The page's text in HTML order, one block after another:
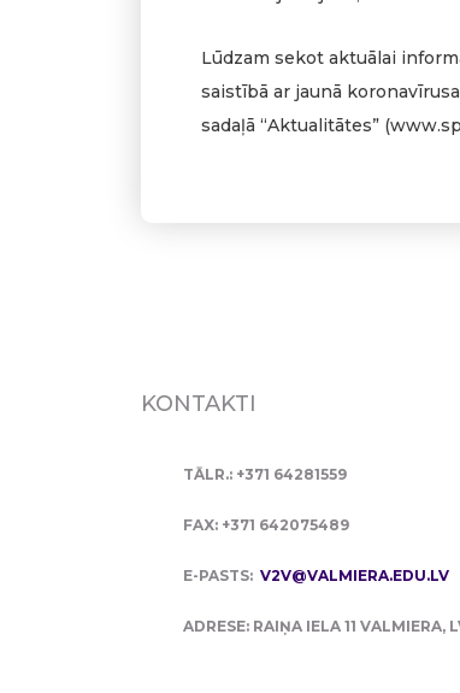
Lūdzam sekot aktuālai
saistībā ar jaunā
sadaļā “Aktualitātes”
KONTAKTI
TĀLR.: +371 64281559
FAX: +371 642075489
E-PASTS: V2V@VALMIERA.EDU.LV
ADRESE: RAIŅA IELA 11 VALMIERA,